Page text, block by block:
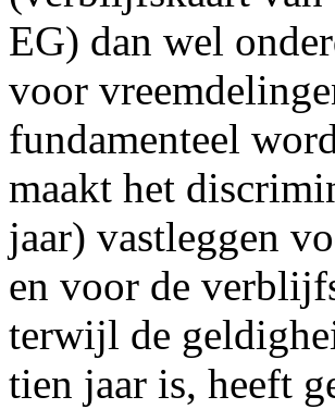
EG) dan wel
voor
fundamenteel
maakt het
jaar) vastleggen
en voor de
terwijl de
tien jaar is, heeft